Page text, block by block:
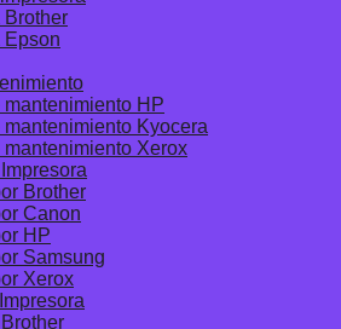
Brother
Epson
mantenimiento HP
mantenimiento Kyocera
mantenimiento Xerox
Brother
Canon
HP
Samsung
Xerox